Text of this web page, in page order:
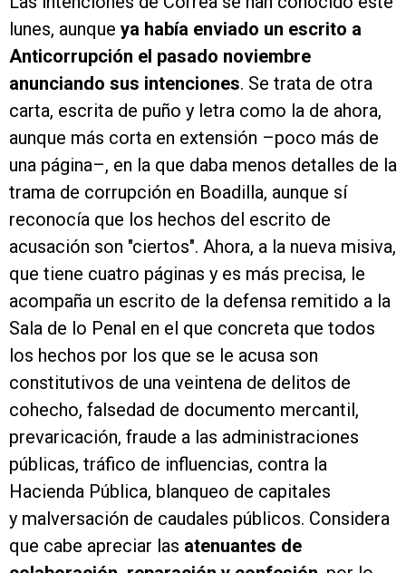
lunes, aunque ya había enviado un escrito a
Anticorrupción el pasado noviembre
anunciando sus intenciones. Se trata de otra
carta, escrita de puño y letra como la de ahora,
aunque más corta en extensión –poco más de
una página–, en la que daba menos detalles de la
trama de corrupción en Boadilla, aunque sí
reconocía que los hechos del escrito de
acusación son "ciertos". Ahora, a la nueva misiva,
que tiene cuatro páginas y es más precisa, le
acompaña un escrito de la defensa remitido a la
Sala de lo Penal en el que concreta que todos
los hechos por los que se le acusa son
constitutivos de una veintena de delitos de
cohecho, falsedad de documento mercantil,
prevaricación, fraude a las administraciones
públicas, tráfico de influencias, contra la
Hacienda Pública, blanqueo de capitales
y malversación de caudales públicos. Considera
que cabe apreciar las atenuantes de